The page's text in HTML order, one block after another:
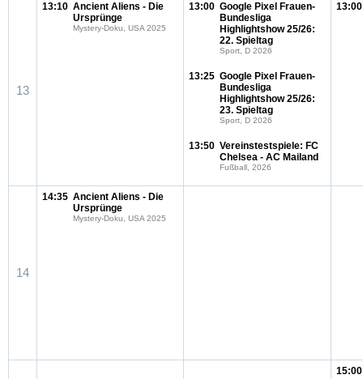
13
13:10 Ancient Aliens - Die
Ursprünge
Mystery-Doku, USA 2025
13:00 Google Pixel Frauen-
Bundesliga
Highlightshow 25/26:
22. Spieltag
Sport, D 2026
13:25 Google Pixel Frauen-
Bundesliga
Highlightshow 25/26:
23. Spieltag
Sport, D 2026
13:50 Vereinstestspiele: FC
Chelsea - AC Mailand
Fußball, 2026
13:00
14
14:35 Ancient Aliens - Die
Ursprünge
Mystery-Doku, USA 2025
15:00